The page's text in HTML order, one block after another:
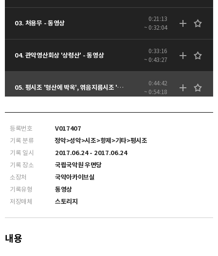
03. 처용무 - 동영상
0:21:13
~ 0:32:04
04. 관악영산회상 '상령산' - 동영상
0:33:16
~ 0:43:27
05. 평시조 '형산에 박옥', 엮음지름시조 '푸른 산중하에' - 동영상
0:44:42
~ 0:54:18
0:55:11
07. 관악합주 '낙양춘' - 동영상
등록번호
V017407
기록 분류
정악>성악>시조>향제>기타>평시조
기록 일시
2017.06.24 - 2017.06.24
기록 장소
국립국악원 우면당
소장처
국악아카이브실
기록유형
동영상
저장매체
스토리지
내용